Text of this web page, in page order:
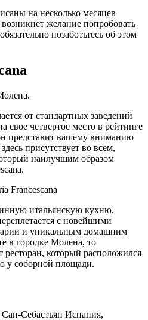
на несколько месяцев
желание попробовать
позаботьтесь об этом
от стандартных заведений
свое четвертое место в рейтинге
представит вашему вниманию
присутствует во всем,
наилучшим образом
итальянскую кухню,
с новейшими
и уникальным домашним
в городке Молена, то
ресторан, который расположился
у соборной площади.
Себастьян Испания,